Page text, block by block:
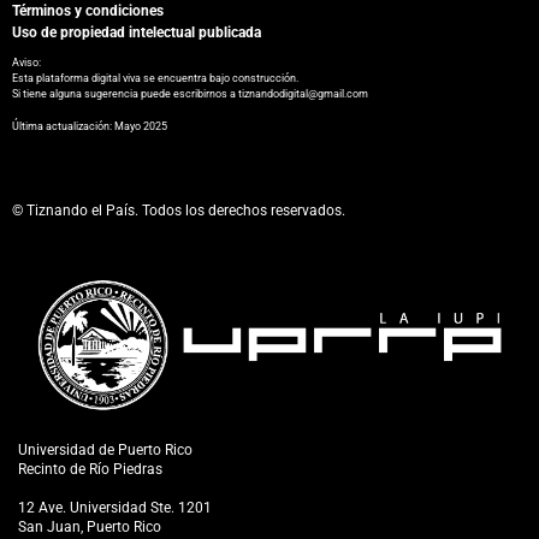
Términos y condiciones
Uso de propiedad intelectual publicada
Aviso:
Esta plataforma digital viva se encuentra bajo construcción.
Si tiene alguna sugerencia puede escribirnos a tiznandodigital@gmail.com
​Última actualización: Mayo 2025
© Tiznando el País. Todos los derechos reservados.
Universidad de Puerto Rico
Recinto de Río Piedras
12 Ave. Universidad Ste. 1201
San Juan, Puerto Rico